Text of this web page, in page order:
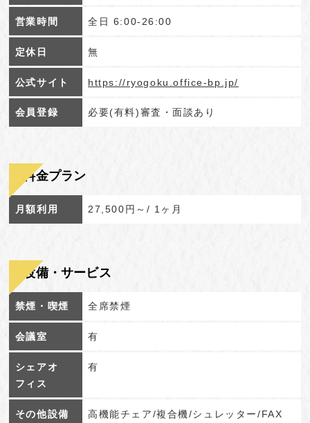
営業時間 全日 6:00-26:00
定休日 無
公式サイト https://ryogoku.office-bp.jp/
会員登録 必要(有料)審査・面談あり
料金プラン
月額利用 27,500円～/ 1ヶ月
設備・サービス
禁煙・喫煙 全席禁煙
会議室 有
シェアオ
フィス
有
その他設備 高機能チェア/複合機/シュレッター/FAX